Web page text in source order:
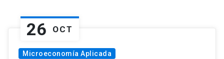
26 OCT
Microeconomía Aplicada